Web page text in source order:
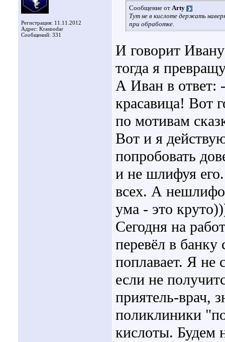
Регистрация: 11.11.2012
Адрес: Krasnodar
Сообщений: 331
Сообщение от Arty
Тут не в кислоте держать
при обработке.
И говорит
тогда я
А Иван в ответ:
красавица! Вот
по мотивам
Вот и я
попробовать
и не шлифуя
всех. А
ума - это
Сегодня на
перевёл в банку
поплавает. Я не
если не
приятель-врач,
поликлиники
кислоты. Будем